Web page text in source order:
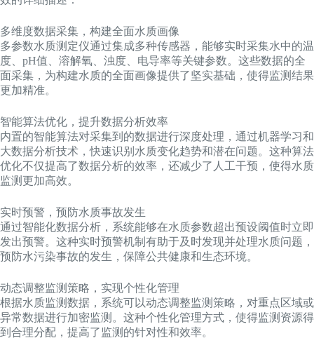
多维度数据采集，构建全面水质画像
多参数水质测定仪通过集成多种传感器，能够实时采集水中的温
度、pH值、溶解氧、浊度、电导率等关键参数。这些数据的全
面采集，为构建水质的全面画像提供了坚实基础，使得监测结果
更加精准。
智能算法优化，提升数据分析效率
内置的智能算法对采集到的数据进行深度处理，通过机器学习和
大数据分析技术，快速识别水质变化趋势和潜在问题。这种算法
优化不仅提高了数据分析的效率，还减少了人工干预，使得水质
监测更加高效。
实时预警，预防水质事故发生
通过智能化数据分析，系统能够在水质参数超出预设阈值时立即
发出预警。这种实时预警机制有助于及时发现并处理水质问题，
预防水污染事故的发生，保障公共健康和生态环境。
动态调整监测策略，实现个性化管理
根据水质监测数据，系统可以动态调整监测策略，对重点区域或
异常数据进行加密监测。这种个性化管理方式，使得监测资源得
到合理分配，提高了监测的针对性和效率。